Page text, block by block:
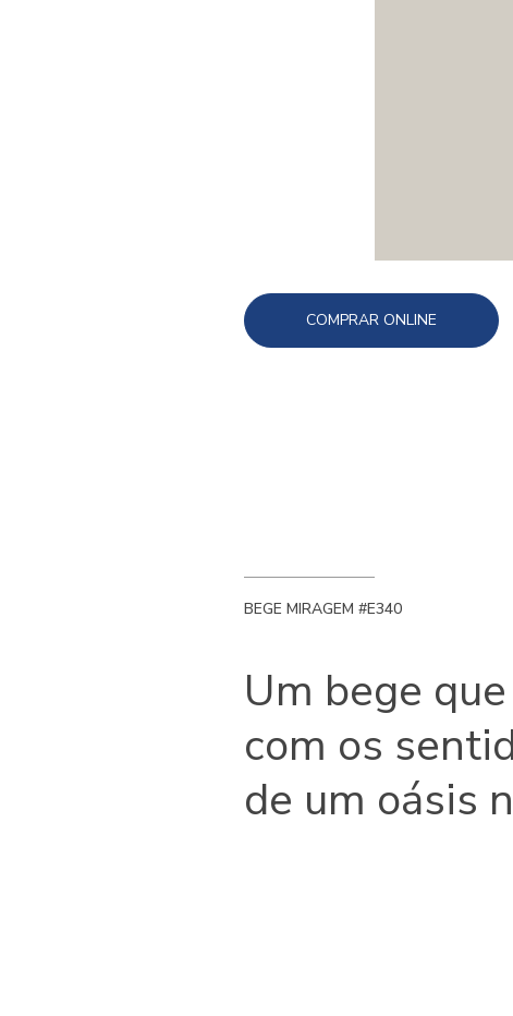
COMPRAR ONLINE
BEGE MIRAGEM #E340
Um bege
com os
de um oásis